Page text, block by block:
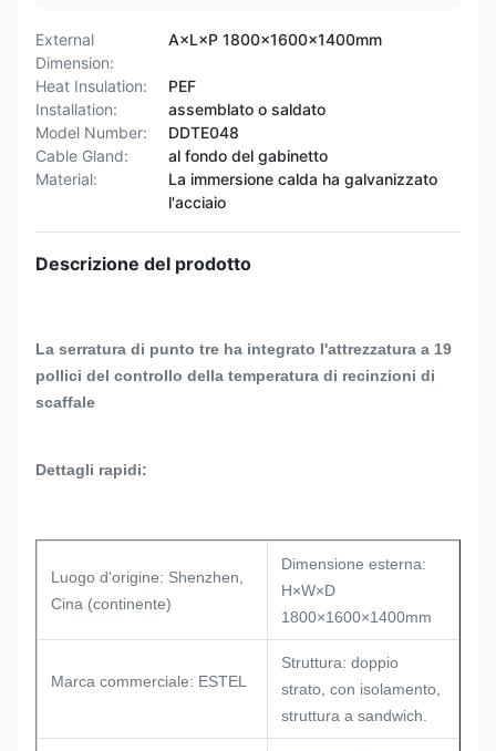
External
Dimension:
A×L×P 1800×1600×1400mm
Heat Insulation:
PEF
Installation:
assemblato o saldato
Model Number:
DDTE048
Cable Gland:
al fondo del gabinetto
Material:
La immersione calda ha galvanizzato
l'acciaio
Descrizione del prodotto
La serratura di punto tre ha integrato l'attrezzatura a 19
pollici del controllo della temperatura di recinzioni di
scaffale
Dettagli rapidi:
Luogo d'origine: Shenzhen,
Cina (continente)
Dimensione esterna:
H×W×D
1800×1600×1400mm
Marca commerciale: ESTEL
Struttura: doppio
strato, con isolamento,
struttura a sandwich.